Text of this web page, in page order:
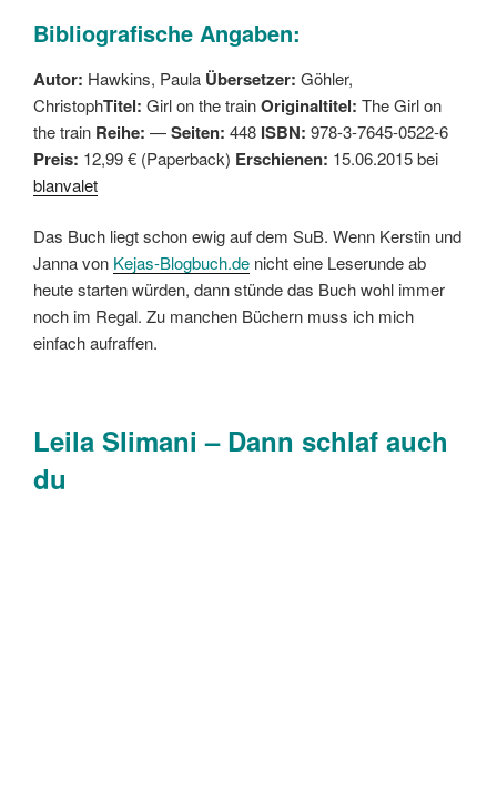
Bibliografische Angaben:
Autor: Hawkins, Paula Übersetzer: Göhler,
ChristophTitel: Girl on the trainOriginaltitel: The Girl on
the train Reihe: —Seiten: 448 ISBN: 978-3-7645-0522-6
Preis: 12,99 € (Paperback) Erschienen: 15.06.2015 bei
blanvalet
Das Buch liegt schon ewig auf dem SuB. Wenn Kerstin und
Janna von Kejas-Blogbuch.de nicht eine Leserunde ab
heute starten würden, dann stünde das Buch wohl immer
noch im Regal. Zu manchen Büchern muss ich mich
einfach aufraffen.
Leila Slimani – Dann schlaf auch
du